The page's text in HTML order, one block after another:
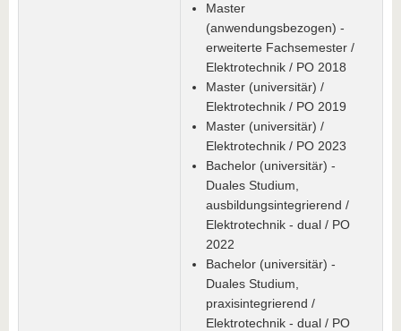
Master
(anwendungsbezogen) -
erweiterte Fachsemester /
Elektrotechnik / PO 2018
Master (universitär) /
Elektrotechnik / PO 2019
Master (universitär) /
Elektrotechnik / PO 2023
Bachelor (universitär) -
Duales Studium,
ausbildungsintegrierend /
Elektrotechnik - dual / PO
2022
Bachelor (universitär) -
Duales Studium,
praxisintegrierend /
Elektrotechnik - dual / PO